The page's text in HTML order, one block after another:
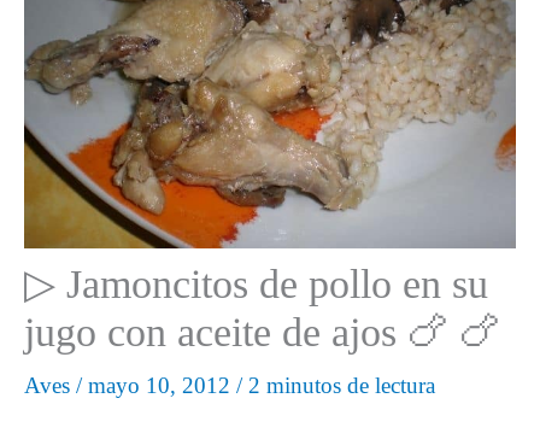
▷ Jamoncitos de pollo en su
jugo con aceite de ajos 🍗 🍗
Aves /mayo 10, 2012 /2 minutos de lectura